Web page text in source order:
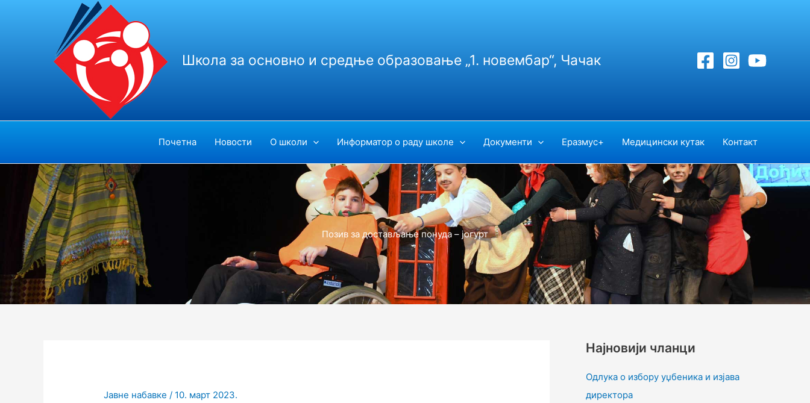
Школа за основно и средње образовање „1. новембар“, Чачак
Почетна Новости О школи Информатор о раду школе Документи Еразмус+ Медицински кутак Контакт
Позив за достављање понудa – јогурт
Јавне набавке / 10. март 2023.
Најновији чланци
Одлука о избору уџбеника и изјава
директора